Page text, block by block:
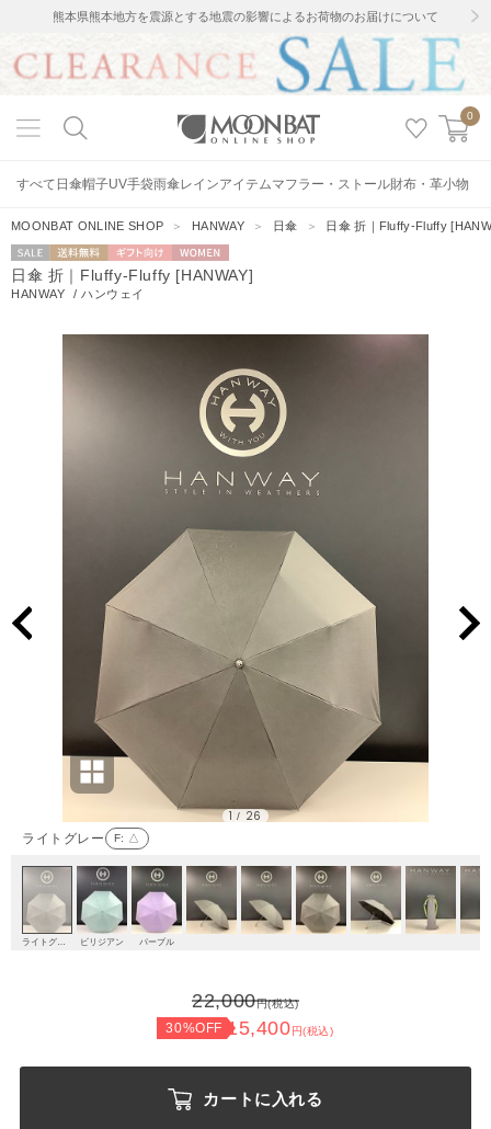
熊本県熊本地方を震源とする地震の影響によるお荷物のお届けについて
0
すべて 日傘帽子UV手袋雨傘レインアイテムマフラー・ストール財布・革小物
MOONBAT ONLINE SHOP ＞ HANWAY ＞ 日傘 ＞ 日傘 折｜Fluffy-Fluffy
セー
ル
送料無料 ギフト向
け
WOMEN
日傘 折｜Fluffy-Fluffy [HANWAY]
HANWAY /ハンウェイ
ライトグレー F: △
1 / 26
ビリジアン パープル
22,000円(税込)
30%OFF 15,400円(税込)
カートに入れる